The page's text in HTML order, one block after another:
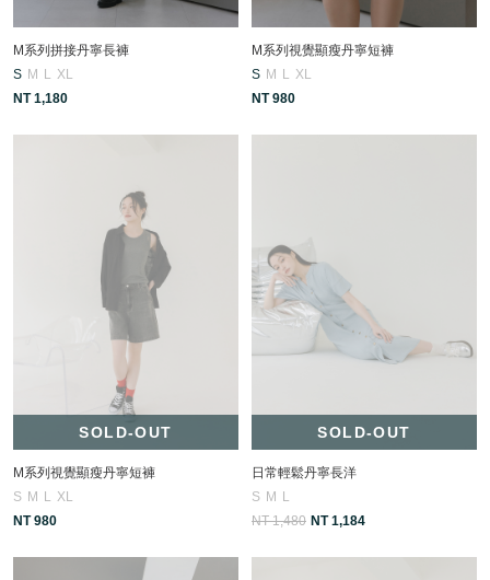
M系列拼接丹寧長褲
S M L
XL
NT 1,180
M系列視覺顯瘦丹寧短褲
S M L
XL
NT 980
SOLD-OUT
M系列視覺顯瘦丹寧短褲
S M L XL
NT 980
SOLD-OUT
日常輕鬆丹寧長洋
S M
L
NT 1,480 NT 1,184